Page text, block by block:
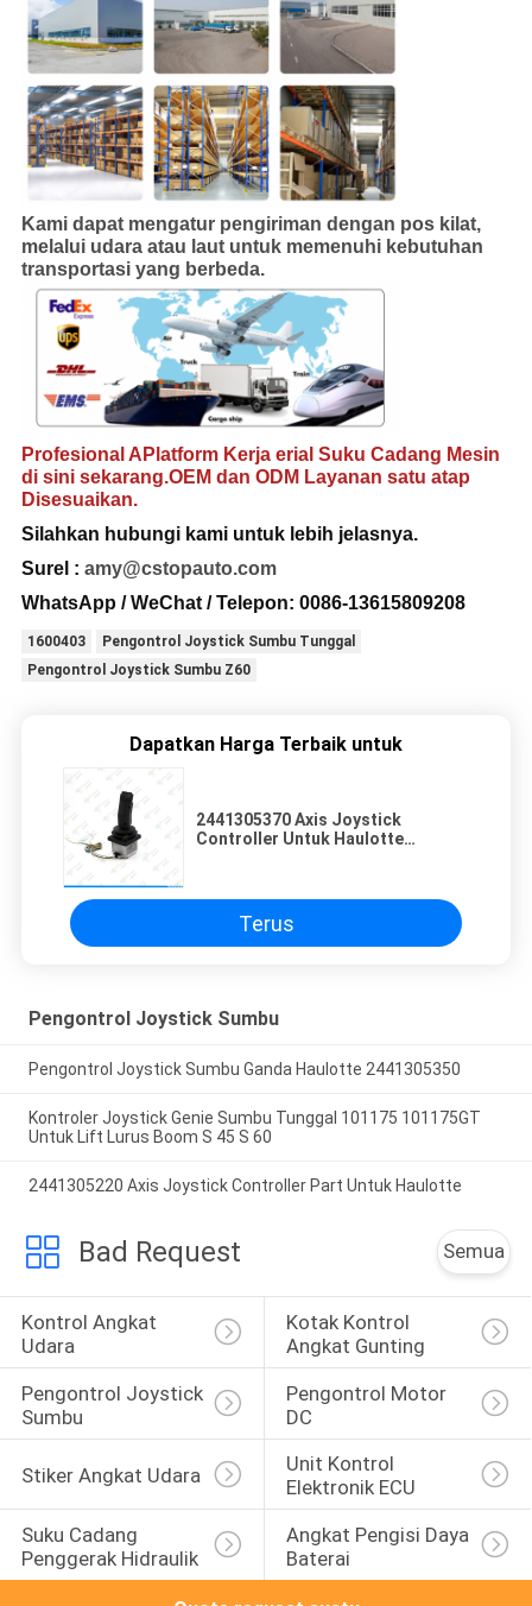
Kami dapat mengatur pengiriman dengan pos kilat,
melalui udara atau laut untuk memenuhi kebutuhan
transportasi yang berbeda.
Profesional A Platform Kerja erial Suku Cadang Mesin
di sini sekarang.OEM dan ODM Layanan satu atap
Disesuaikan.
Silahkan hubungi kami untuk lebih jelasnya.
Surel : amy@cstopauto.com
WhatsApp / WeChat / Telepon: 0086-13615809208
1600403
Pengontrol Joystick Sumbu Tunggal
Pengontrol Joystick Sumbu Z60
Dapatkan Harga Terbaik untuk
2441305370 Axis Joystick
Controller Untuk Haulotte
Terus
Pengontrol Joystick Sumbu
Pengontrol Joystick Sumbu Ganda Haulotte 2441305350
Kontroler Joystick Genie Sumbu Tunggal 101175 101175GT
Untuk Lift Lurus Boom S 45 S 60
2441305220 Axis Joystick Controller Part Untuk Haulotte
Bad Request Semua
Kontrol Angkat
Udara
Kotak Kontrol
Angkat Gunting
Pengontrol Joystick
Sumbu
Pengontrol Motor
DC
Stiker Angkat Udara
Unit Kontrol
Elektronik ECU
Suku Cadang
Penggerak Hidraulik
Angkat Pengisi Daya
Baterai